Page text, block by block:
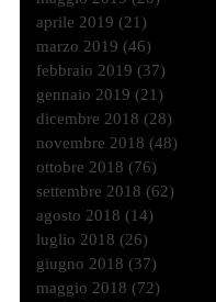
aprile 2019 (21)
marzo 2019 (46)
febbraio 2019 (37)
gennaio 2019 (21)
dicembre 2018 (28)
novembre 2018 (48)
ottobre 2018 (76)
settembre 2018 (62)
agosto 2018 (14)
luglio 2018 (26)
giugno 2018 (37)
maggio 2018 (72)